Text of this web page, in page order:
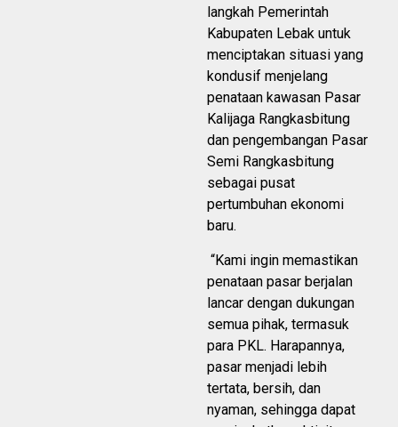
langkah Pemerintah
Kabupaten Lebak untuk
menciptakan situasi yang
kondusif menjelang
penataan kawasan Pasar
Kalijaga Rangkasbitung
dan pengembangan Pasar
Semi Rangkasbitung
sebagai pusat
pertumbuhan ekonomi
baru.
“Kami ingin memastikan
penataan pasar berjalan
lancar dengan dukungan
semua pihak, termasuk
para PKL. Harapannya,
pasar menjadi lebih
tertata, bersih, dan
nyaman, sehingga dapat